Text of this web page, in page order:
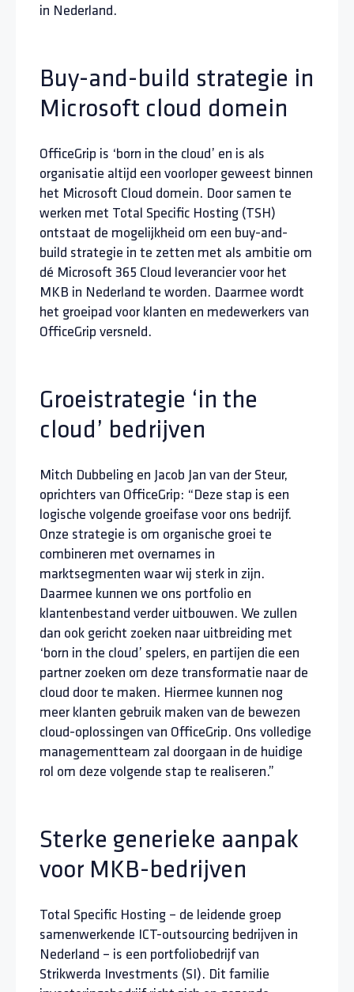
in Nederland.
Buy-and-build strategie in
Microsoft cloud domein
OfficeGrip is ‘born in the cloud’ en is als
organisatie altijd een voorloper geweest binnen
het Microsoft Cloud domein. Door samen te
werken met Total Specific Hosting (TSH)
ontstaat de mogelijkheid om een buy-and-
build strategie in te zetten met als ambitie om
dé Microsoft 365 Cloud leverancier voor het
MKB in Nederland te worden. Daarmee wordt
het groeipad voor klanten en medewerkers van
OfficeGrip versneld.
Groeistrategie ‘in the
cloud’ bedrijven
Mitch Dubbeling en Jacob Jan van der Steur,
oprichters van OfficeGrip: “Deze stap is een
logische volgende groeifase voor ons bedrijf.
Onze strategie is om organische groei te
combineren met overnames in
marktsegmenten waar wij sterk in zijn.
Daarmee kunnen we ons portfolio en
klantenbestand verder uitbouwen. We zullen
dan ook gericht zoeken naar uitbreiding met
‘born in the cloud’ spelers, en partijen die een
partner zoeken om deze transformatie naar de
cloud door te maken. Hiermee kunnen nog
meer klanten gebruik maken van de bewezen
cloud-oplossingen van OfficeGrip. Ons volledige
managementteam zal doorgaan in de huidige
rol om deze volgende stap te realiseren.”
Sterke generieke aanpak
voor MKB-bedrijven
Total Specific Hosting – de leidende groep
samenwerkende ICT-outsourcing bedrijven in
Nederland – is een portfoliobedrijf van
Strikwerda Investments (SI). Dit familie